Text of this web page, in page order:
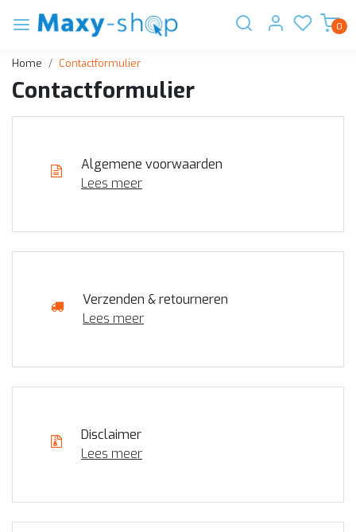
0
Home Contactformulier
Contactformulier
Algemene voorwaarden
Lees meer
Verzenden & retourneren
Lees meer
Disclaimer
Lees meer